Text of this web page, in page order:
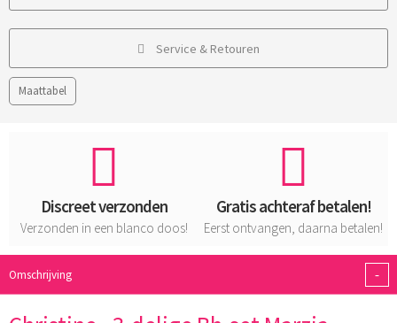
Service & Retouren
Maattabel
Discreet verzonden
Verzonden in een blanco doos!
Gratis achteraf betalen!
Eerst ontvangen, daarna betalen!
Omschrijving -